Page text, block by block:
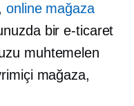
online mağaza
bir e-ticaret
muhtemelen
mağaza,